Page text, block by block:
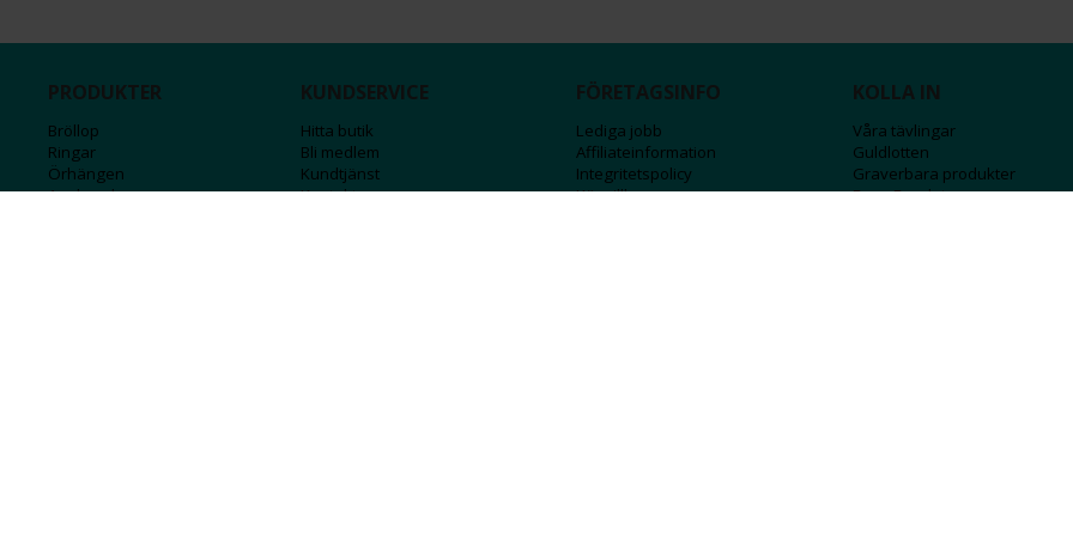
PRODUKTER
Bröllop
Ringar
Örhängen
Armband
KUNDSERVICE
Hitta butik
Bli medlem
Kundtjänst
Kontakta oss
FÖRETAGSINFO
Lediga jobb
Affiliateinformation
Integritetspolicy
Köpvillkor
KOLLA IN
Våra tävlingar
Guldlotten
Graverbara produkter
Rosa Bandet